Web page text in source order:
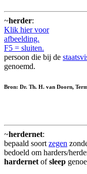
~herder:
Klik hier voor
afbeelding.
F5 = sluiten.
persoon die bij de
genoemd.
Bron: Dr. Th. H. van Doorn,
~herdernet:
bepaald soort zegen
bedoeld om harders/
hardernet ofsleep